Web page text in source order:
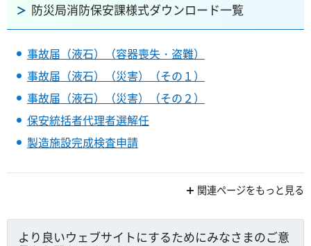
防災局消防保安課様式ダウンロード一覧
事故届（液石）（容器喪失・盗難）
事故届（液石）（災害）（その１）
事故届（液石）（災害）（その２）
保安統括者代理者選解任
製造施設完成検査申請
関連ページをもっと見る
より良いウェブサイトにするためにみなさまのご意